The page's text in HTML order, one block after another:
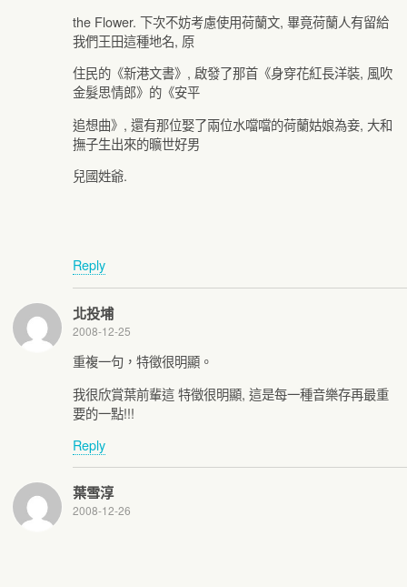
the Flower. 下次不妨考慮使用荷蘭文, 畢竟荷蘭人有留給
我們王田這種地名, 原
住民的《新港文書》, 啟發了那首《身穿花紅長洋裝, 風吹
金髮思情郎》的《安平
追想曲》, 還有那位娶了兩位水噹噹的荷蘭姑娘為妾, 大和
撫子生出來的曠世好男
兒國姓爺.
Reply
北投埔
2008-12-25
重複一句，特徵很明顯。
我很欣賞葉前輩這 特徵很明顯, 這是每一種音樂存再最重
要的一點!!!
Reply
葉雪淳
2008-12-26